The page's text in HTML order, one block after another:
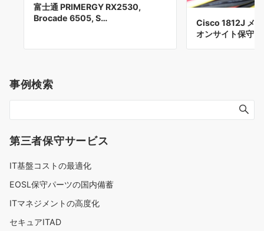
富士通 PRIMERGY RX2530,
Brocade 6505, S…
Cisco 1812J メ
オンサイト保守
事例検索
第三者保守サービス
IT基盤コストの最適化
EOSL保守パーツの国内備蓄
ITマネジメントの高度化
セキュアITAD